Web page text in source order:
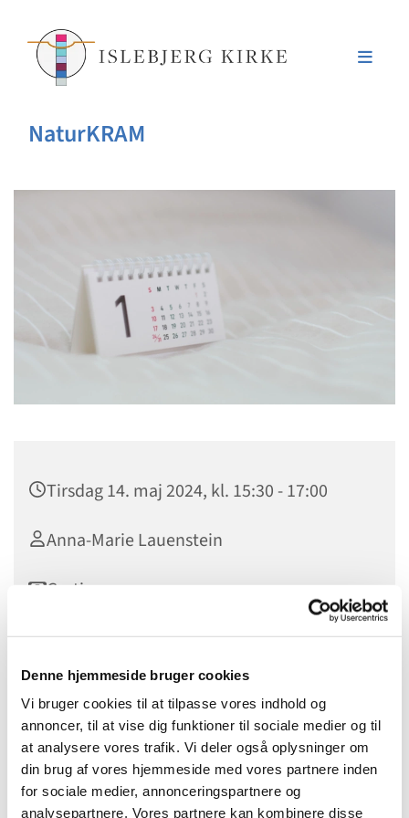
Denne hjemmeside bruger cookies
Vi bruger cookies til at tilpasse vores indhold og
annoncer, til at vise dig funktioner til sociale medier og til
at analysere vores trafik. Vi deler også oplysninger om
din brug af vores hjemmeside med vores partnere inden
for sociale medier, annonceringspartnere og
analysepartnere. Vores partnere kan kombinere disse
NaturKRAM
Tirsdag 14. maj 2024, kl. 15:30 - 17:00
Anna-Marie Lauenstein
Gratis
Vi vil have en lille meditation hvor vi giver slip på fortid og
fremtid og opøver evnen til at være i nuet. Hver gang vil vi
bruge krop og fantasi sammen med det, som vi møder i
naturen. Vi vil stable sten, gå i labyrint og lave natur
mandala. Desuden vil vi gå en mindre tur, som er
tilpasset efter deltagerne. Du kan være sikker på at der er